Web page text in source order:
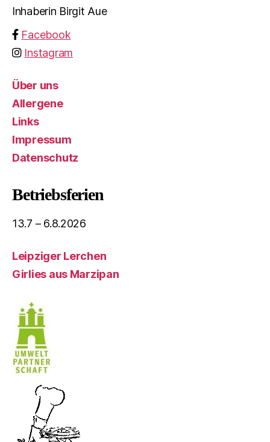
Inhaberin Birgit Aue
Facebook
Instagram
Über uns
Allergene
Links
Impressum
Datenschutz
Betriebsferien
13.7 – 6.8.2026
Leipziger Lerchen
Girlies aus Marzipan